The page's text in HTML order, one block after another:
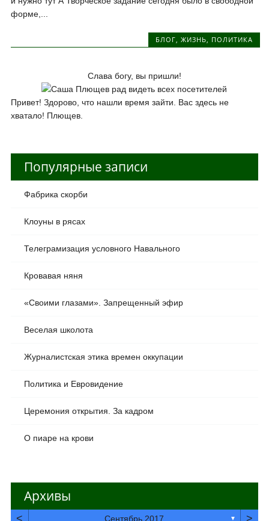
форме,...
БЛОГ, ЖИЗНЬ, ПОЛИТИКА
Слава богу, вы пришли!
Привет! Здорово, что нашли время зайти. Вас здесь не
хватало! Плющев.
Популярные записи
Фабрика скорби
Клоуны в рясах
Телеграмизация условного Навального
Кровавая няня
«Своими глазами». Запрещенный эфир
Веселая школота
Журналистская этика времен оккупации
Политика и Евровидение
Церемония открытия. За кадром
О пиаре на крови
Архивы
< Сентябрь 2017 ▼ >